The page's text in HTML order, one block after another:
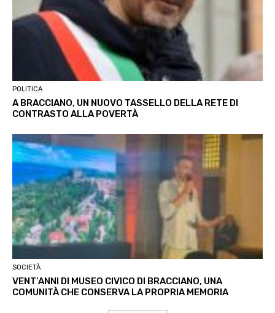
POLITICA
A BRACCIANO, UN NUOVO TASSELLO DELLA RETE DI
CONTRASTO ALLA POVERTÀ
SOCIETÀ
VENT’ANNI DI MUSEO CIVICO DI BRACCIANO, UNA
COMUNITÀ CHE CONSERVA LA PROPRIA MEMORIA